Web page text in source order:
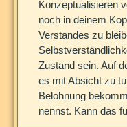
Konzeptualisieren
noch in deinem
Verstandes zu
Zustand sein. Auf
es mit Absicht zu
Belohnung
nennst. Kann das